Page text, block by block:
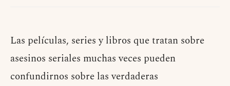
Las películas, series y libros que tratan sobre
asesinos seriales muchas veces pueden
confundirnos sobre las verdaderas